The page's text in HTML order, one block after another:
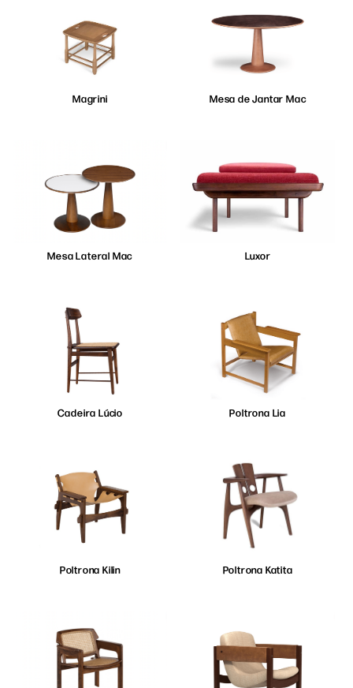
Magrini Mesa de Jantar Mac
Mesa Lateral Mac Luxor
Cadeira Lúcio Poltrona Lia
Poltrona Kilin Poltrona Katita